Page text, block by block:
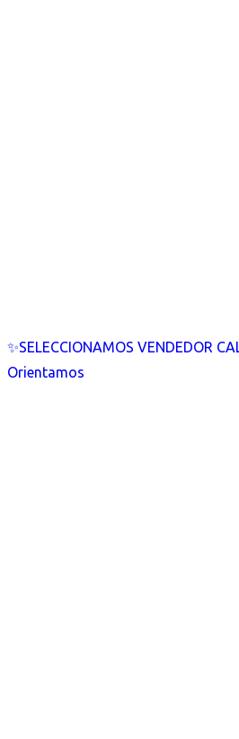
✨SELECCIONAMOS VENDEDOR
Orientamos